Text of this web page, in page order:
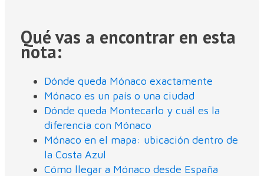
Qué vas a encontrar en esta
nota:
Dónde queda Mónaco exactamente
Mónaco es un país o una ciudad
Dónde queda Montecarlo y cuál es la
diferencia con Mónaco
Mónaco en el mapa: ubicación dentro de
la Costa Azul
Cómo llegar a Mónaco desde España